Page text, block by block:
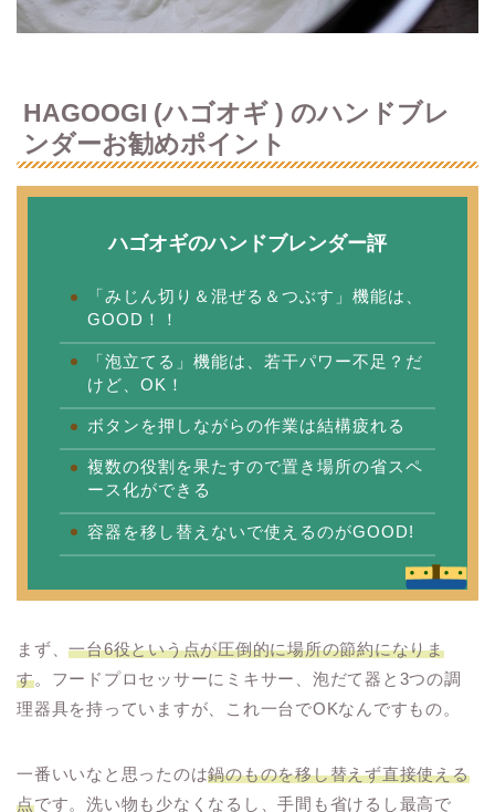
HAGOOGI (ハゴオギ ) のハンドブレ
ンダーお勧めポイント
ハゴオギのハンドブレンダー評
「みじん切り＆混ぜる＆つぶす」機能は、
GOOD！！
「泡立てる」機能は、若干パワー不足？だ
けど、OK！
ボタンを押しながらの作業は結構疲れる
複数の役割を果たすので置き場所の省スペ
ース化ができる
容器を移し替えないで使えるのがGOOD!
まず、一台6役という点が圧倒的に場所の節約になりま
す。フードプロセッサーにミキサー、泡だて器と3つの調
理器具を持っていますが、これ一台でOKなんですもの。
一番いいなと思ったのは鍋のものを移し替えず直接使える
点です。洗い物も少なくなるし、手間も省けるし最高で